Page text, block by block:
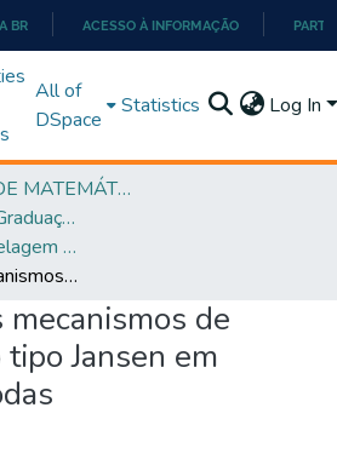
PARA
O
BR ACESSO À INFORMAÇÃO
All of
DSpace
Statistics Log In
INSTITUTO DE MATEMÁTICA E TECNOLOGIA
Programa de Pós-Graduação em Modelagem e Otimização (PPGMO)
Mestrado em Modelagem e Otimização - PPGMO
Aplicação dos mecanismos de locomoção do tipo Jansen em cadeiras de rodas
de
Jansen em